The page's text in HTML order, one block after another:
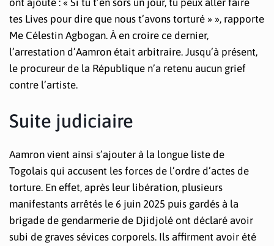
ont ajouté : « Si tu t’en sors un jour, tu peux aller faire
tes Lives pour dire que nous t’avons torturé » », rapporte
Me Célestin Agbogan. À en croire ce dernier,
l’arrestation d’Aamron était arbitraire. Jusqu’à présent,
le procureur de la République n’a retenu aucun grief
contre l’artiste.
Suite judiciaire
Aamron vient ainsi s’ajouter à la longue liste de
Togolais qui accusent les forces de l’ordre d’actes de
torture. En effet, après leur libération, plusieurs
manifestants arrêtés le 6 juin 2025 puis gardés à la
brigade de gendarmerie de Djidjolé ont déclaré avoir
subi de graves sévices corporels. Ils affirment avoir été